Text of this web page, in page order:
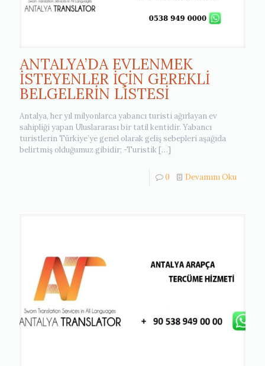
ANTALYA’DA EVLENMEK
İSTEYENLER İÇİN GEREKLİ
BELGELERİN LİSTESİ
Antalya, her yıl milyonlarca yabancı turisti ağırlayan ev
sahipliği yapan Uluslararası bir tatil kentidir. Yabancı
turistlerin Türkiye’ye genel olarak geliş sebepleri aşağıda
belirtmiş olduğumuz gibidir; -Turistik […]
0 Devamını Oku